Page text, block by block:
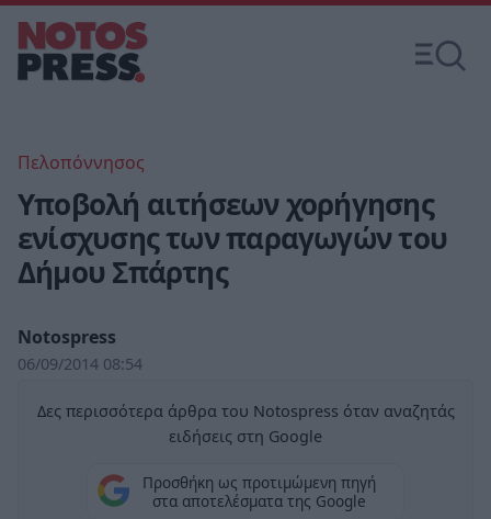
Πελοπόννησος
Υποβολή αιτήσεων χορήγησης
ενίσχυσης των παραγωγών του
Δήμου Σπάρτης
Notospress
06/09/2014 08:54
Δες περισσότερα άρθρα του Notospress όταν αναζητάς
ειδήσεις στη Google
Προσθήκη ως προτιμώμενη πηγή
στα αποτελέσματα της Google